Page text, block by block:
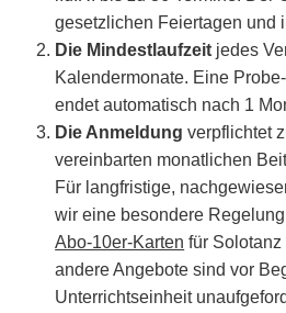
gesetzlichen Feiertagen und
Die Mindestlaufzeit jedes
Kalendermonate. Eine
endet automatisch nach 1
Die Anmeldung verpflichtet
vereinbarten monatlichen
Für langfristige,
wir eine besondere
Abo-10er-Karten für Solotanz
andere Angebote sind vor
Unterrichtseinheit